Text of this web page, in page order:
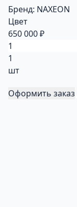
Бренд: NAXEON
Цвет
650 000 ₽
1
шт
Оформить заказ